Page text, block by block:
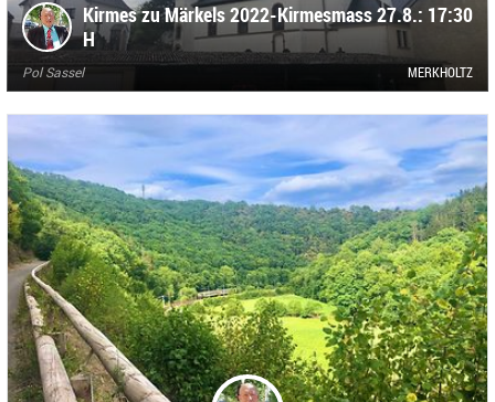
Kirmes zu Märkels 2022-Kirmesmass 27.8.: 17:30
H
Pol Sassel MERKHOLTZ